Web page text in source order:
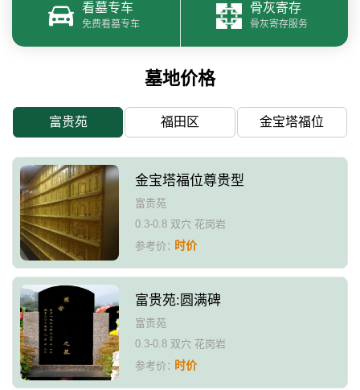
看墓专车
免费看墓专车
骨灰寄存
骨灰寄存服务
墓地价格
富贵苑 福田区 金宝塔福位
金宝塔福位尊贵型
富贵苑
0.3-0.8 双穴 花岗岩
参考价：时价
富贵苑:圆满碑
富贵苑
0.3-0.8 双穴 花岗岩
参考价：时价